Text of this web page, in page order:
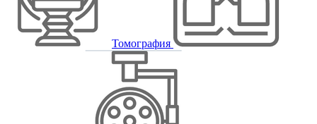
Томография